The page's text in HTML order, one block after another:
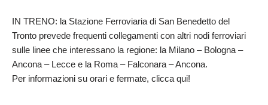
IN TRENO: la Stazione Ferroviaria di San Benedetto del
Tronto prevede frequenti collegamenti con altri nodi ferroviari
sulle linee che interessano la regione: la Milano – Bologna –
Ancona – Lecce e la Roma – Falconara – Ancona.
Per informazioni su orari e fermate, clicca qui!